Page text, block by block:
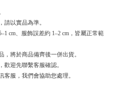
以實品為準。
cm、服飾誤差約 1–2 cm，皆屬正常範
將於商品備齊後一併出貨。
迎先聯繫客服確認。
服，我們會協助您處理。